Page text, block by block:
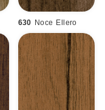
630 Noce Ellero